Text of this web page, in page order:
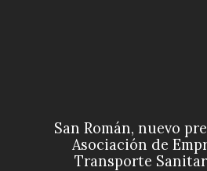
San Román, nuevo
Asociación de
Transporte